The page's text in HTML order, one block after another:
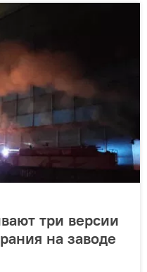
три версии
на заводе